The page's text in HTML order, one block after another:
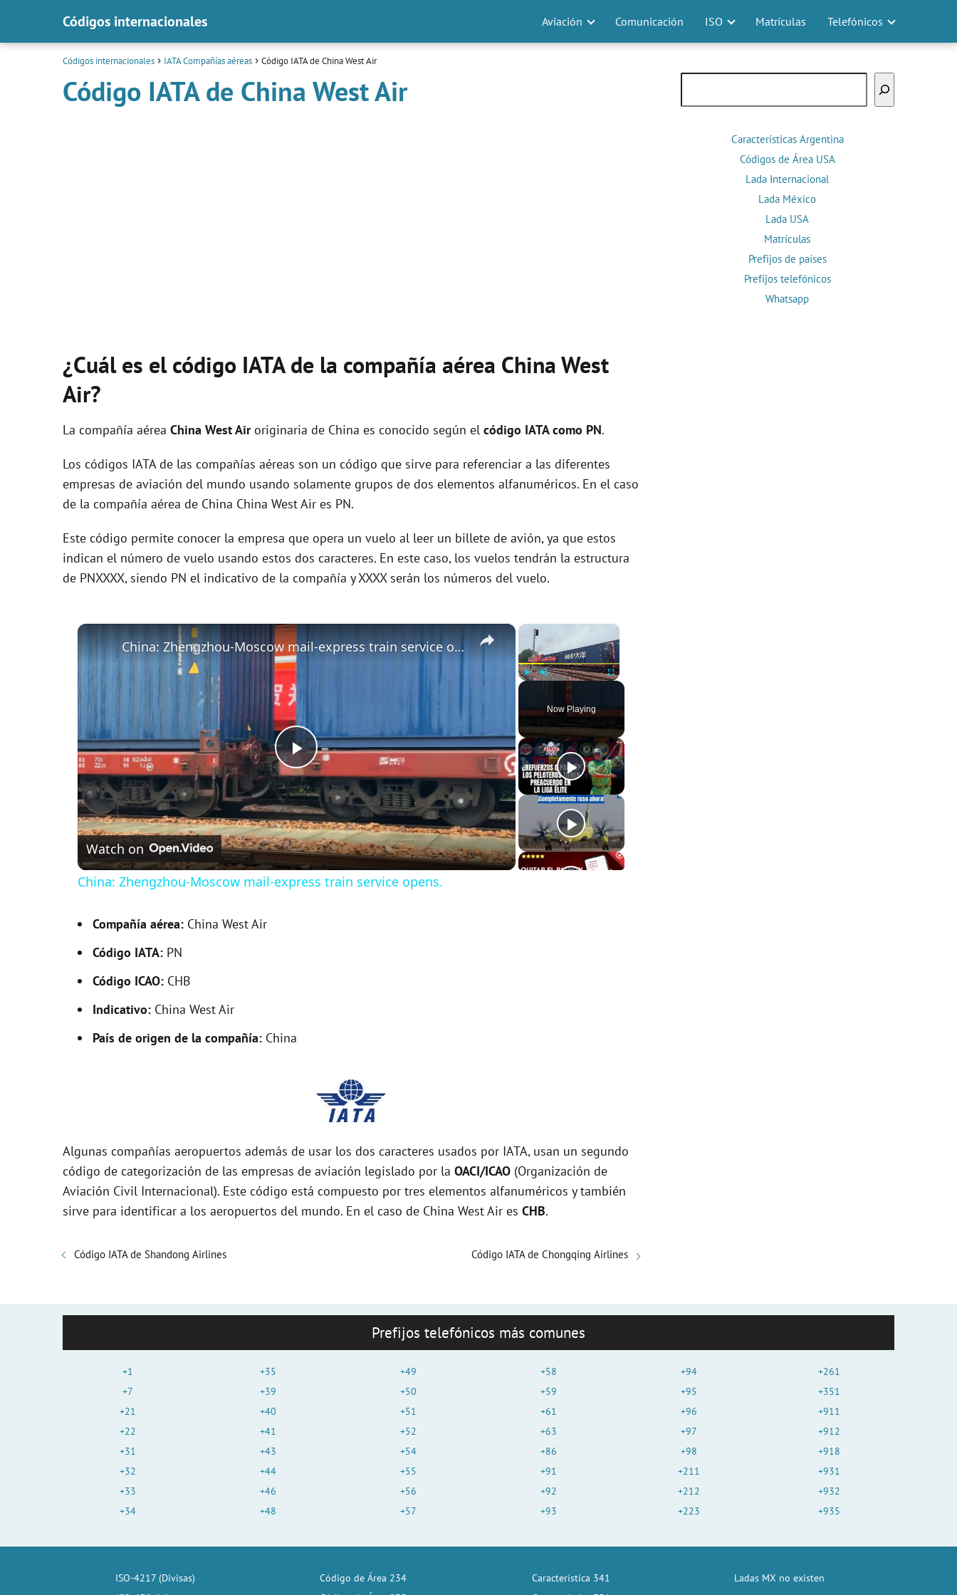
Códigos internacionales Aviación Comunicación ISO Matrículas Telefónicos
Códigos internacionales IATA Compañías aéreas Código IATA de China West Air
Código IATA de China West Air
¿Cuál es el código IATA de la compañía aérea China West
Air?
La compañía aérea China West Airoriginaria de China es conocido según el código IATA como PN.
Los códigos IATA de las compañías aéreas son un código que sirve para referenciar a las diferentes
empresas de aviación del mundo usando solamente grupos de dos elementos alfanuméricos. En el caso
de la compañía aérea de China China West Air es PN.
Este código permite conocer la empresa que opera un vuelo al leer un billete de avión, ya que estos
indican el número de vuelo usando estos dos caracteres. En este caso, los vuelos tendrán la estructura
de PNXXXX, siendo PN el indicativo de la compañía y XXXX serán los números del vuelo.
×
Fullscreen
Now Playing
×
P
l
a
China: Zhengzhou-Moscow mail-express train service opens.
Watch on
China: Zhengzhou-Moscow mail-express train service opens.
Compañía aérea: China West Air
Código IATA: PN
Código ICAO: CHB
Indicativo: China West Air
País de origen de la compañía: China
Algunas compañías aeropuertos además de usar los dos caracteres usados por IATA, usan un segundo
código de categorización de las empresas de aviación legislado por la OACI/ICAO (Organización de
Aviación Civil Internacional). Este código está compuesto por tres elementos alfanuméricos y también
sirve para identificar a los aeropuertos del mundo. En el caso de China West Air es CHB.
Código IATA de Shandong Airlines Código IATA de Chongqing Airlines
Características Argentina
Códigos de Área USA
Lada Internacional
Lada México
Lada USA
Matrículas
Prefijos de países
Prefijos telefónicos
Whatsapp
Prefijos telefónicos más comunes
+1
+7
+21
+22
+31
+32
+33
+34
+35
+39
+40
+41
+43
+44
+46
+48
+49
+50
+51
+52
+54
+55
+56
+57
+58
+59
+61
+63
+86
+91
+92
+93
+94
+95
+96
+97
+98
+211
+212
+223
+261
+351
+911
+912
+918
+931
+932
+935
ISO-4217 (Divisas)
Código de Área 234
Característica 341
Ladas MX no existen